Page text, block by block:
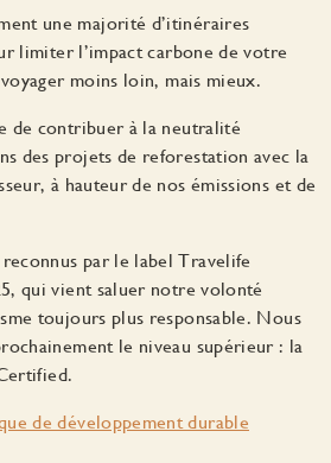
une majorité d’itinéraires
limiter l’impact carbone de votre
moins loin, mais mieux.
de contribuer à la neutralité
des projets de reforestation avec la
à hauteur de nos émissions et de
par le label Travelife
qui vient saluer notre volonté
toujours plus responsable. Nous
le niveau supérieur : la
de développement durable